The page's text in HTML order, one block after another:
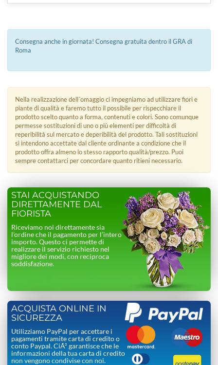
Consegna anche in giornata! Consegna gratuita dentro il GRA di
Roma
Nella realizzazione dell´omaggio ci impegniamo ad utilizzare fiori e
piante di qualità e faremo tutto il possibile per rispecchiare il
prodotto scelto quanto a forma, contenuti e colori. Sono comunque
permesse sostituzioni di uno o più elementi per difficoltà di
reperibilità sul mercato e deperibilità del prodotto. Tali sostituzioni
si intendono accettate dal cliente ordinante a condizione che il
prodotto offra almeno lo stesso rapporto qualità/prezzo. Puoi
sempre contattarci per concordare quanto ritieni necessario.
STAI ACQUISTANDO
DIRETTAMENTE DAL
FIORISTA
Riceviamo noi direttamente sia
l’ordine che il pagamento per l’intero
importo. Questo ci permette di
realizzare il servizio richiesto nel
migliore dei modi, con reciproca
soddisfazione.
ACQUISTA ONLINE IN
SICUREZZA
Utilizziamo PayPal per accettare i
pagamenti tramite carta di credito o
conto Paypal. CiÃ² garantisce che le
informazioni della tua carta di credito
non vengono condivise con noi.